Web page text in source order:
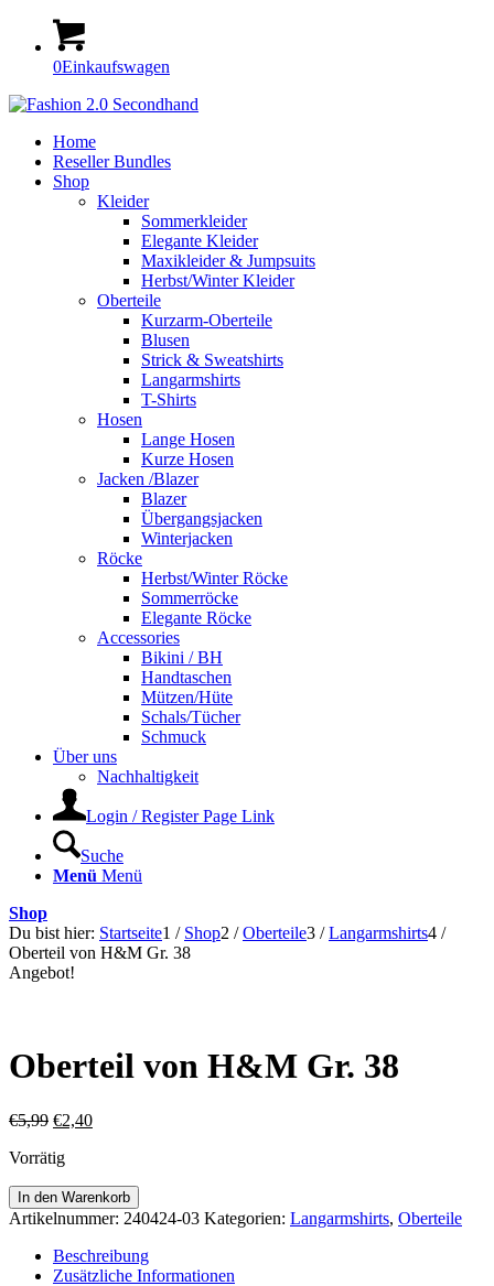
0Einkaufswagen
Home
Reseller Bundles
Shop
Kleider
Sommerkleider
Elegante Kleider
Maxikleider & Jumpsuits
Herbst/Winter Kleider
Oberteile
Kurzarm-Oberteile
Blusen
Strick & Sweatshirts
Langarmshirts
T-Shirts
Hosen
Lange Hosen
Kurze Hosen
Jacken /Blazer
Blazer
Übergangsjacken
Winterjacken
Röcke
Herbst/Winter Röcke
Sommerröcke
Elegante Röcke
Accessories
Bikini / BH
Handtaschen
Mützen/Hüte
Schals/Tücher
Schmuck
Über uns
Nachhaltigkeit
Login / Register Page Link
Suche
Menü Menü
Shop
Du bist hier: Startseite1 / Shop2 / Oberteile3 / Langarmshirts4 /
Oberteil von H&M Gr. 38
Angebot!
Oberteil von H&M Gr. 38
€5,99 Ursprünglicher
war:
€2,40Aktueller
Vorrätig
Oberteil
von
In den Warenkorb
Artikelnummer: 240424-03 Kategorien: Langarmshirts, Oberteile
Beschreibung
Zusätzliche Informationen